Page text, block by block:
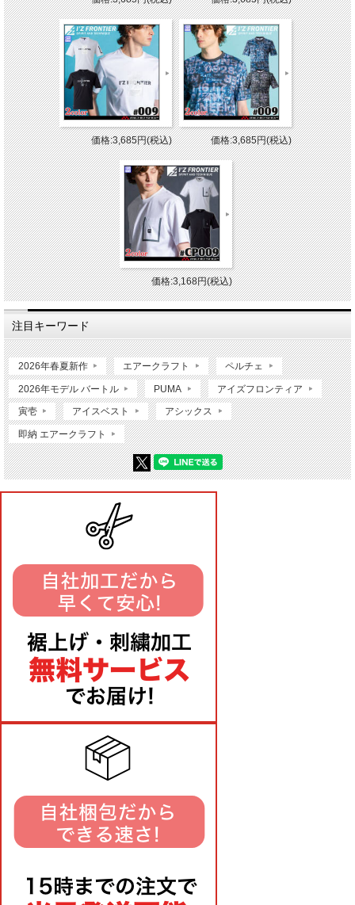
価格:3,685円(税込) 価格:3,685円(税込)
価格:3,168円(税込)
注目キーワード
2026年春夏新作 エアークラフト ペルチェ
2026年モデル バートル PUMA アイズフロンティア
寅壱 アイスベスト アシックス
即納 エアークラフト